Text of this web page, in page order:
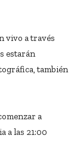
vivo a través
estarán
también
a
a las 21:00